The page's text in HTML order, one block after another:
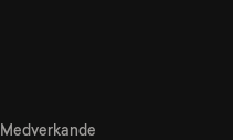
Medverkande